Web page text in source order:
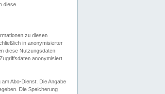
diese
zu diesen
in anonymisierter
diese Nutzungsdaten
anonymisiert.
Abo-Dienst. Die Angabe
Die Speicherung